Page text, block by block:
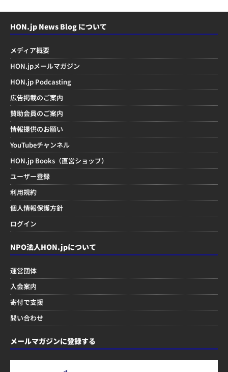
HON.jp News Blog について
メディア概要
HON.jpメールマガジン
HON.jp Podcasting
広告掲載のご案内
賛助会員のご案内
情報提供のお願い
YouTubeチャンネル
HON.jp Books（直営ショップ）
ユーザー登録
利用規約
個人情報保護方針
ログイン
NPO法人HON.jpについて
運営団体
入会案内
寄付で支援
問い合わせ
メールマガジンに登録する